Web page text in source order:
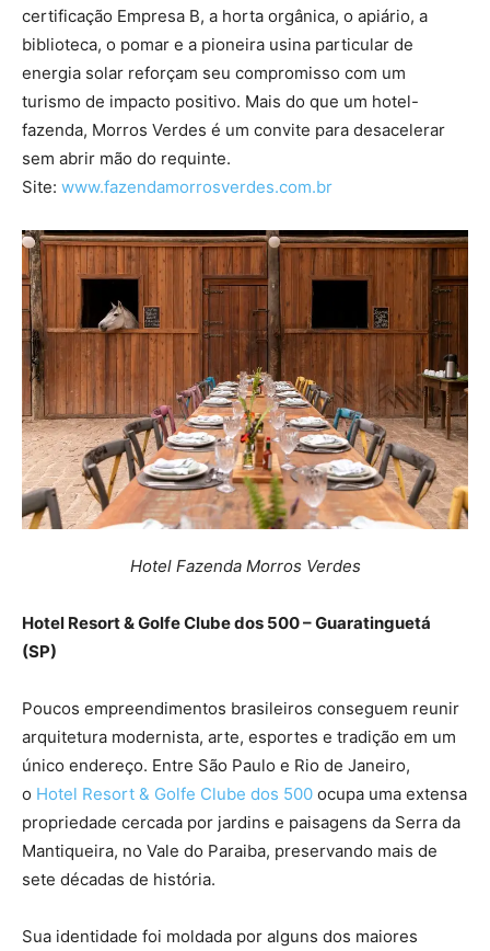
certificação Empresa B, a horta orgânica, o apiário, a
biblioteca, o pomar e a pioneira usina particular de
energia solar reforçam seu compromisso com um
turismo de impacto positivo. Mais do que um hotel-
fazenda, Morros Verdes é um convite para desacelerar
sem abrir mão do requinte.
Site: www.fazendamorrosverdes.com.br
Hotel Fazenda Morros Verdes
Hotel Resort & Golfe Clube dos 500 – Guaratinguetá
(SP)
Poucos empreendimentos brasileiros conseguem reunir
arquitetura modernista, arte, esportes e tradição em um
único endereço. Entre São Paulo e Rio de Janeiro,
o Hotel Resort & Golfe Clube dos 500 ocupa uma extensa
propriedade cercada por jardins e paisagens da Serra da
Mantiqueira, no Vale do Paraiba, preservando mais de
sete décadas de história.
Sua identidade foi moldada por alguns dos maiores